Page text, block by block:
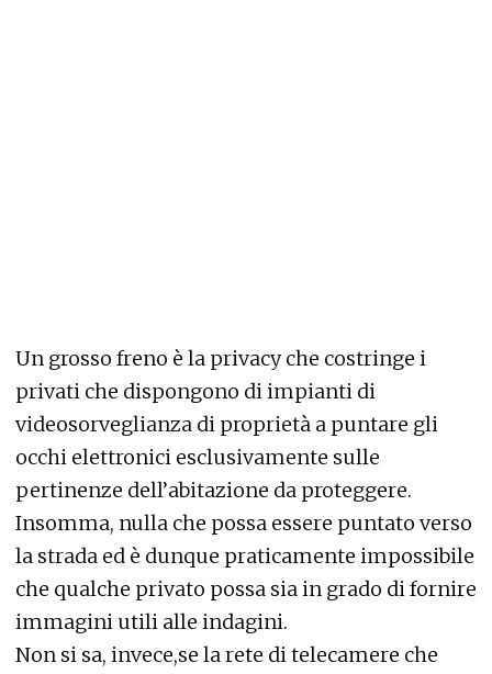
Un grosso freno è la privacy che costringe i
privati che dispongono di impianti di
videosorveglianza di proprietà a puntare gli
occhi elettronici esclusivamente sulle
pertinenze dell’abitazione da proteggere.
Insomma, nulla che possa essere puntato verso
la strada ed è dunque praticamente impossibile
che qualche privato possa sia in grado di fornire
immagini utili alle indagini.
Non si sa, invece,se la rete di telecamere che